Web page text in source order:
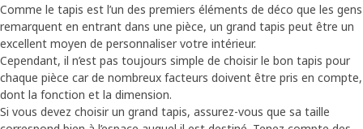
Comme le tapis est l’un des premiers éléments de déco que les gens
remarquent en entrant dans une pièce, un grand tapis peut être un
excellent moyen de personnaliser votre intérieur.
Cependant, il n’est pas toujours simple de choisir le bon tapis pour
chaque pièce car de nombreux facteurs doivent être pris en compte,
dont la fonction et la dimension.
Si vous devez choisir un grand tapis, assurez-vous que sa taille